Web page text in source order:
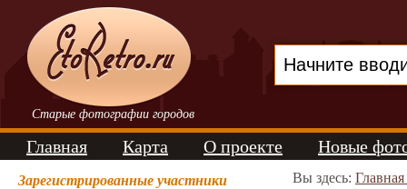
Старые фотографии городов
Главная Карта О проекте Новые
Зарегистрированные участники Вы здесь: